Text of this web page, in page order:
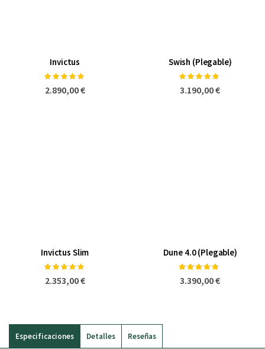
Invictus
Valoración:
2.890,00 €
Swish (Plegable)
Valoración:
3.190,00 €
Invictus Slim
Valoración:
2.353,00 €
Dune 4.0 (Plegable)
Valoración:
3.390,00 €
Especificaciones Detalles Reseñas